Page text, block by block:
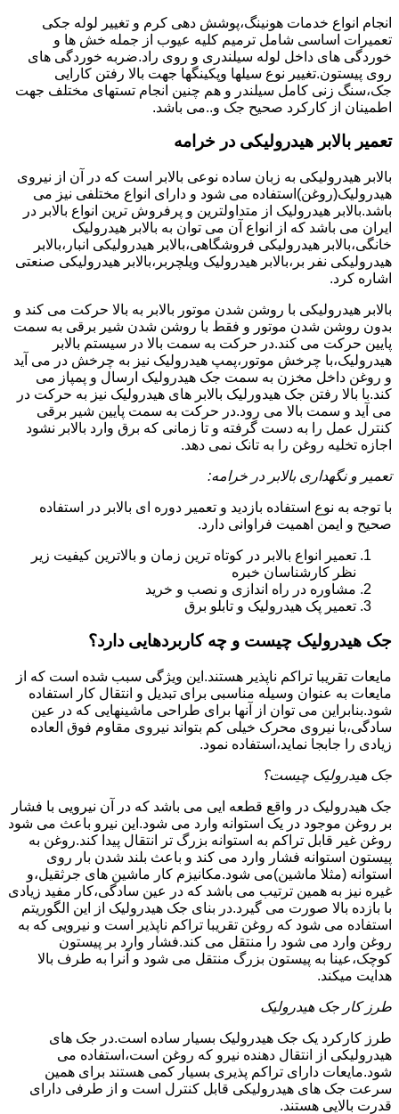
انجام انواع خدمات هونینگ،پوشش دهی کرم و تغییر لوله جکی
تعمیرات اساسی شامل ترمیم کلیه عیوب از جمله خش ها و
خوردگی های داخل لوله سیلندری و روی راد.ضربه خوردگی های
روی پیستون.تغییر نوع سیلها وپکینگها جهت بالا رفتن کارایی
جک،سنگ زنی کامل سیلندر و هم چنین انجام تستهای مختلف جهت
اطمینان از کارکرد صحیح جک و..می باشد.
تعمیر بالابر هیدرولیکی در خرامه
بالابر هیدرولیکی به زبان ساده نوعی بالابر است که در آن از نیروی
هیدرولیک(روغن)استفاده می شود و دارای انواع مختلفی نیز می
باشد.بالابر هیدرولیک از متداولترین و پرفروش ترین انواع بالابر در
ایران می باشد که از انواع آن می توان به بالابر هیدرولیک
خانگی،بالابر هیدرولیکی فروشگاهی،بالابر هیدرولیکی انبار،بالابر
هیدرولیکی نفر بر،بالابر هیدرولیک ویلچربر،بالابر هیدرولیکی صنعتی
اشاره کرد.
بالابر هیدرولیکی با روشن شدن موتور بالابر به بالا حرکت می کند و
بدون روشن شدن موتور و فقط با روشن شدن شیر برقی به سمت
پایین حرکت می کند.در حرکت به سمت بالا در سیستم بالابر
هیدرولیک،با چرخش موتور،پمپ هیدرولیک نیز به چرخش در می آید
و روغن داخل مخزن به سمت جک هیدرولیک ارسال و پمپاز می
کند.با بالا رفتن جک هیدورلیک بالابر های هیدرولیک نیز به حرکت در
می آید و سمت بالا می رود.در حرکت به سمت پایین شیر برقی
کنترل عمل را به دست گرفته و تا زمانی که برق وارد بالابر نشود
اجازه تخلیه روغن را به تانک نمی دهد.
تعمیر و نگهداری بالابر در خرامه:
با توجه به نوع استفاده بازدید و تعمیر دوره ای بالابر در استفاده
صحیح و ایمن اهمیت فراوانی دارد.
تعمیر انواع بالابر در کوتاه ترین زمان و بالاترین کیفیت زیر
نظر کارشناسان خبره
مشاوره در راه اندازی و نصب و خرید
تعمیر پک هیدرولیک و تابلو برق
جک هیدرولیک چیست و چه کاربردهایی دارد؟
مایعات تقریبا تراکم ناپذیر هستند.این ویژگی سبب شده است که از
مایعات به عنوان وسیله مناسبی برای تبدیل و انتقال کار استفاده
شود.بنابراین می توان از آنها برای طراحی ماشینهایی که در عین
سادگی،با نیروی محرک خیلی کم بتواند نیروی مقاوم فوق العاده
زیادی را جابجا نماید،استفاده نمود.
جک هیدرولیک چیست؟
جک هیدرولیک در واقع قطعه ایی می باشد که در آن نیرویی با فشار
بر روغن موجود در یک استوانه وارد می شود.این نیرو باعث می شود
روغن غیر قابل تراکم به استوانه بزرگ تر انتقال پیدا کند.روغن به
پیستون استوانه فشار وارد می کند و باعث بلند شدن بار روی
استوانه (مثلا ماشین)می شود.مکانیزم کار ماشین های جرثقیل،و
غیره نیز به همین ترتیب می باشد که در عین سادگی،کار مفید زیادی
با بازده بالا صورت می گیرد.در بنای جک هیدرولیک از این الگوریتم
استفاده می شود که روغن تقریبا تراکم ناپذیر است و نیرویی که به
روغن وارد می شود را منتقل می کند.فشار وارد بر پیستون
کوچک،عینا به پیستون بزرگ منتقل می شود و آنرا به طرف بالا
هدایت میکند.
طرز کار جک هیدرولیک
طرز کارکرد یک جک هیدرولیک بسیار ساده است.در جک های
هیدرولیکی از انتقال دهنده نیرو که روغن است،استفاده می
شود.مایعات دارای تراکم پذیری بسیار کمی هستند برای همین
سرعت جک های هیدرولیکی قابل کنترل است و از طرفی دارای
قدرت بالایی هستند.